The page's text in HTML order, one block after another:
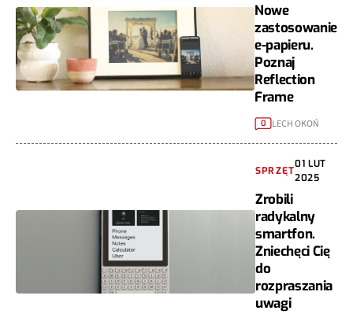
Nowe
zastosowanie
e-papieru.
Poznaj
Reflection
Frame
0 LECH OKOŃ
SPRZĘT
01 LUT
2025
Zrobili
radykalny
smartfon.
Zniechęci Cię
do
rozpraszania
uwagi